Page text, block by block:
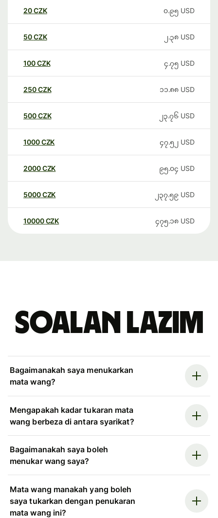
20CZK ၀.၉၅ USD
50CZK ၂.၃၈ USD
100CZK ၄.၇၅ USD
250CZK ၁၁.၈၈ USD
500CZK ၂၃.၇၆ USD
1000CZK ၄၇.၅၂ USD
2000CZK ၉၅.၀၄ USD
5000CZK ၂၃၇.၅၉ USD
10000 CZK ၄၇၅.၁၈ USD
Soalan Lazim
Bagaimanakah saya menukarkan
mata wang?
Mengapakah kadar tukaran mata
wang berbeza di antara syarikat?
Bagaimanakah saya boleh
menukar wang saya?
Mata wang manakah yang boleh
saya tukarkan dengan penukaran
mata wang ini?